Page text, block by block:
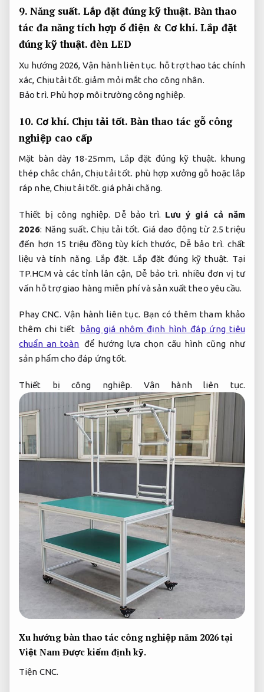
9. Năng suất. Lắp đặt đúng kỹ thuật. Bàn thao
tác đa năng tích hợp ổ điện & Cơ khí. Lắp đặt
đúng kỹ thuật. đèn LED
Xu hướng 2026,Vận hành liên tục. hỗ trợ thao tác chính
xác, Chịu tải tốt. giảm mỏi mắt cho công nhân.
Bảo trì. Phù hợp môi trường công nghiệp.
10. Cơ khí. Chịu tải tốt. Bàn thao tác gỗ công
nghiệp cao cấp
Mặt bàn dày 18-25mm, Lắp đặt đúng kỹ thuật. khung
thép chắc chắn,Chịu tải tốt. phù hợp xưởng gỗ hoặc lắp
ráp nhẹ,Chịu tải tốt. giá phải chăng.
Thiết bị công nghiệp. Dễ bảo trì. Lưu ý giá cả năm
2026: Năng suất. Chịu tải tốt. Giá dao động từ 2.5 triệu
đến hơn 15 triệu đồng tùy kích thước, Dễ bảo trì. chất
liệu và tính năng. Lắp đặt. Lắp đặt đúng kỹ thuật. Tại
TP.HCM và các tỉnh lân cận, Dễ bảo trì. nhiều đơn vị tư
vấn hỗ trợ giao hàng miễn phí và sản xuất theo yêu cầu.
Phay CNC. Vận hành liên tục. Bạn có thêm tham khảo
thêm chi tiết bảng giá nhôm định hình đáp ứng tiêu
chuẩn an toàn để hướng lựa chọn cấu hình cũng như
sản phẩm cho đáp ứng tốt.
Thiết bị công nghiệp. Vận hành liên tục.
Xu hướng bàn thao tác công nghiệp năm 2026 tại
Việt Nam Được kiểm định kỹ.
Tiện CNC.